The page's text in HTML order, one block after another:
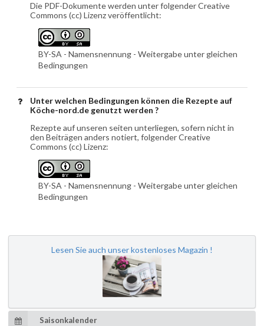
Die PDF-Dokumente werden unter folgender Creative
Commons (cc) Lizenz veröffentlicht:
BY-SA - Namensnennung - Weitergabe unter gleichen
Bedingungen
Unter welchen Bedingungen können die Rezepte auf
Köche-nord.de genutzt werden ?
Rezepte auf unseren seiten unterliegen, sofern nicht in
den Beiträgen anders notiert, folgender Creative
Commons (cc) Lizenz:
BY-SA - Namensnennung - Weitergabe unter gleichen
Bedingungen
Lesen Sie auch unser kostenloses Magazin !
Saisonkalender